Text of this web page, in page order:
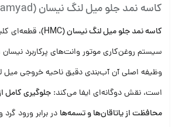
کاسه نمد جلو میل لنگ نیسان (HMC/Zamyad)
کاسه نمد جلو میل لنگ نیسان (HMC)
، قطعه‌ای
سیستم روغن‌کاری موتور وانت‌های پرکاربرد
وظیفه اصلی آن آب‌بندی دقیق ناحیه خروجی
است، نقش دوگانه‌ای ایفا می‌کند: جلوگیری کامل
محافظت از یاتاقان‌ها و تسمه‌ها در برابر ورود